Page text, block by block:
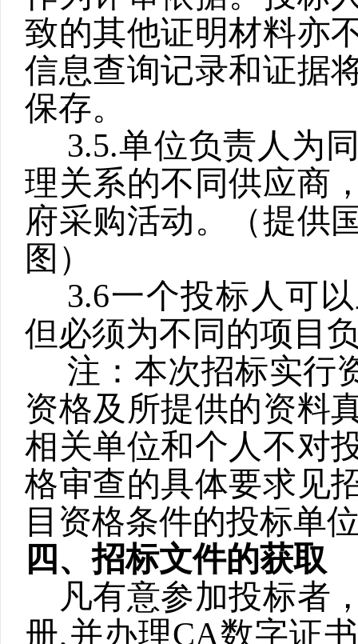
致的其他证明材料亦
信息查询记录和证据
保存。
3.5.单位负责人为
理关系的不同供应商
府采购活动。（提供
图）
3.6一个投标人可
但必须为不同的项目
注：本次招标实行
资格及所提供的资料
相关单位和个人不对
格审查的具体要求见
目资格条件的投标单
四、招标文件的获取
凡有意参加投标者
册,并办理CA数字证